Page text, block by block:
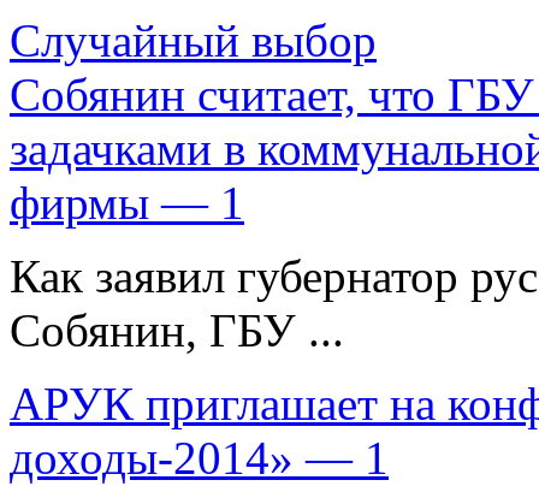
Случайный выбор
Собянин считает, что
задачками в
фирмы — 1
Как заявил губернатор
Собянин, ГБУ ...
АРУК приглашает на
доходы-2014» — 1